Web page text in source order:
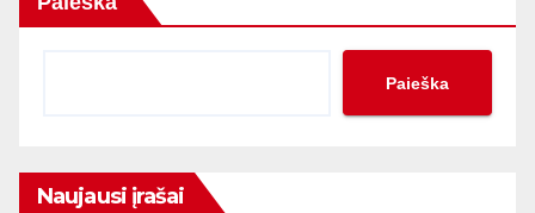
Paieška
Naujausi įrašai